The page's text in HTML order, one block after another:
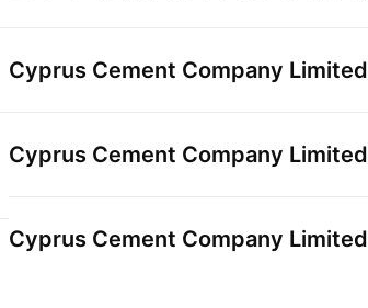
Cyprus Cement Company Limited
Cyprus Cement Company Limited
Cyprus Cement Company Limited